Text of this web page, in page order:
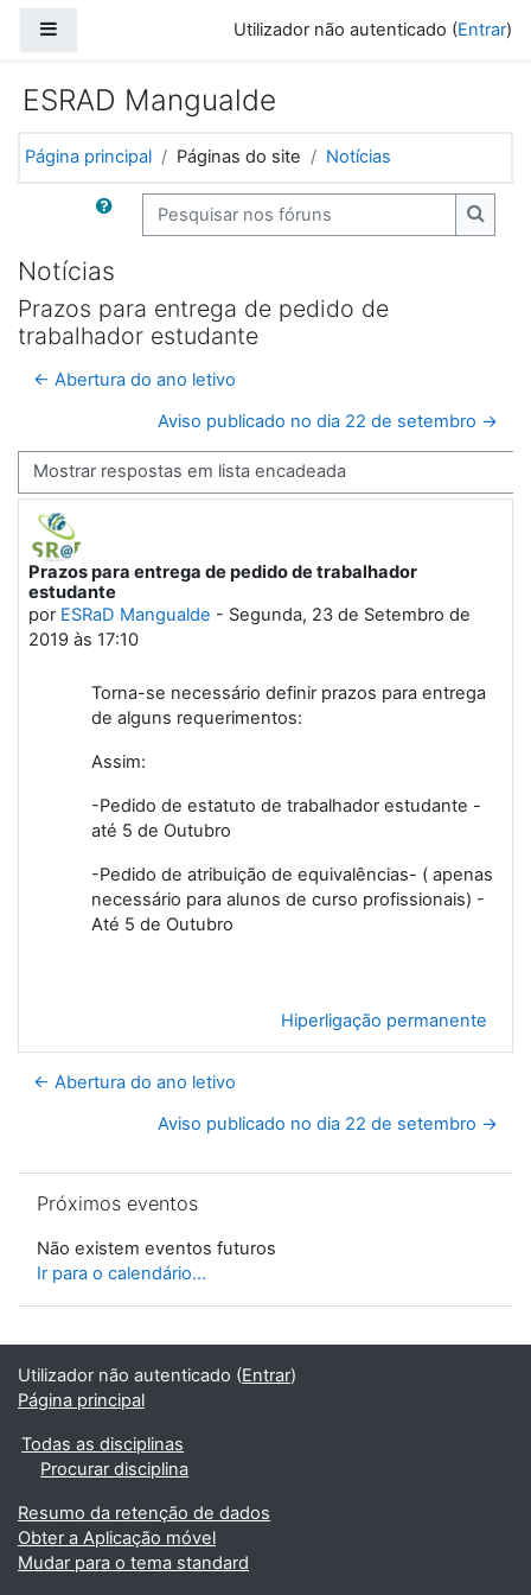
Utilizador não autenticado (Entrar)
ESRAD Mangualde
Página principal Páginas do site Notícias
Pesquisar nos fóruns
Notícias
Prazos para entrega de pedido de
trabalhador estudante
← Abertura do ano letivo
Aviso publicado no dia 22 de setembro →
Modo de visualização
Prazos para entrega de pedido de trabalhador
estudante
por ESRaD Mangualde - Segunda, 23 de Setembro de
2019 às 17:10
Número de respostas: 0
Torna-se necessário definir prazos para entrega
de alguns requerimentos:
Assim:
-Pedido de estatuto de trabalhador estudante -
até 5 de Outubro
-Pedido de atribuição de equivalências- ( apenas
necessário para alunos de curso profissionais) -
Até 5 de Outubro
Hiperligação permanente
← Abertura do ano letivo
Aviso publicado no dia 22 de setembro →
Próximos eventos
Não existem eventos futuros
Ir para o calendário...
Utilizador não autenticado (Entrar)
Página principal
Todas as disciplinas
Procurar disciplina
Resumo da retenção de dados
Obter a Aplicação móvel
Mudar para o tema standard